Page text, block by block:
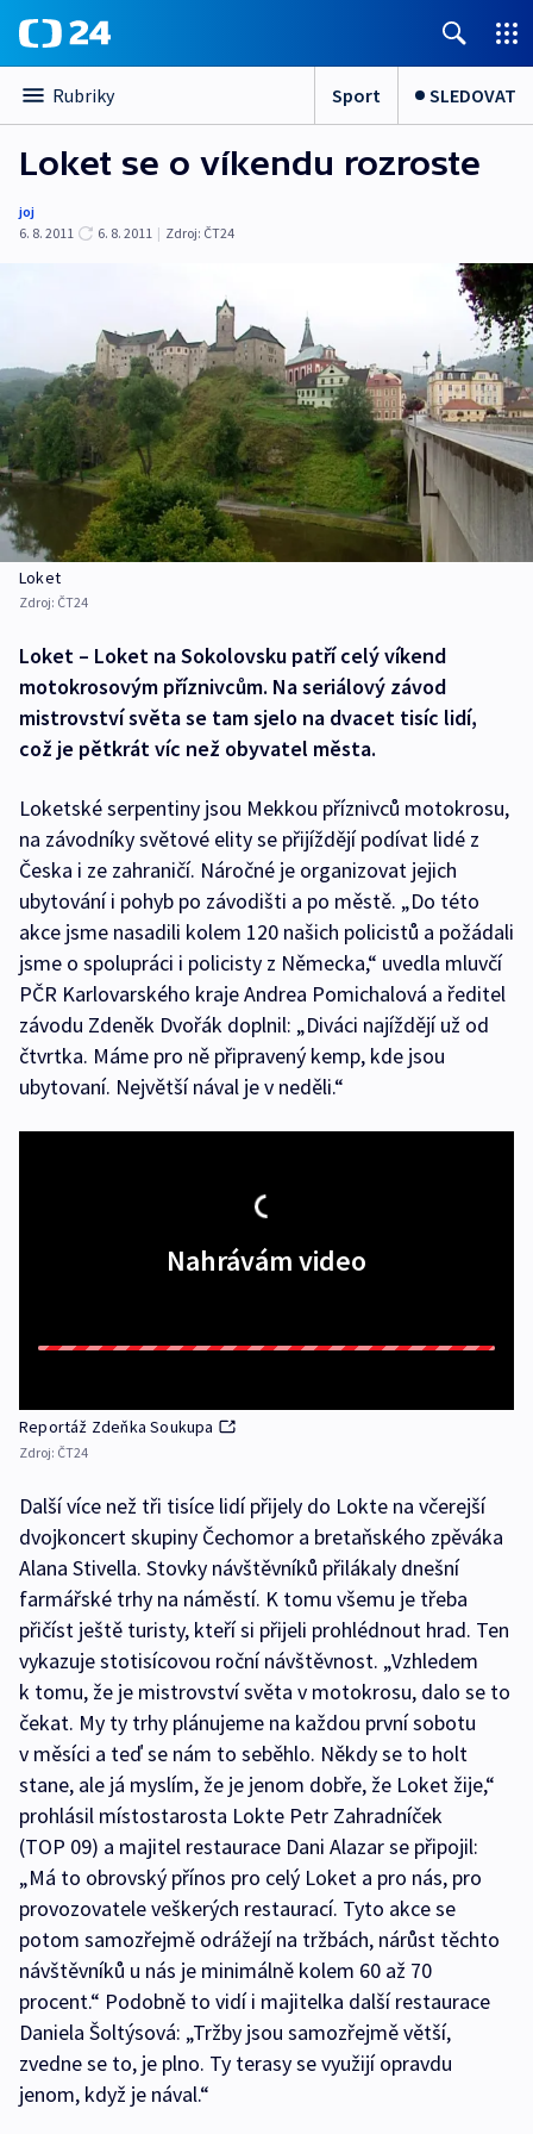
Rubriky Sport SLEDOVAT
Loket se o víkendu rozroste
joj
6. 8. 2011
6. 8. 2011 | Zdroj: ČT24
Loket
Zdroj: ČT24
Loket – Loket na Sokolovsku patří celý víkend
motokrosovým příznivcům. Na seriálový závod
mistrovství světa se tam sjelo na dvacet tisíc lidí,
což je pětkrát víc než obyvatel města.
Loketské serpentiny jsou Mekkou příznivců motokrosu,
na závodníky světové elity se přijíždějí podívat lidé z
Česka i ze zahraničí. Náročné je organizovat jejich
ubytování i pohyb po závodišti a po městě. „Do této
akce jsme nasadili kolem 120 našich policistů a požádali
jsme o spolupráci i policisty z Německa,“ uvedla mluvčí
PČR Karlovarského kraje Andrea Pomichalová a ředitel
závodu Zdeněk Dvořák doplnil: „Diváci najíždějí už od
čtvrtka. Máme pro ně připravený kemp, kde jsou
ubytovaní. Největší nával je v neděli.“
Nahrávám video
Reportáž Zdeňka Soukupa
Zdroj: ČT24
Další více než tři tisíce lidí přijely do Lokte na včerejší
dvojkoncert skupiny Čechomor a bretaňského zpěváka
Alana Stivella. Stovky návštěvníků přilákaly dnešní
farmářské trhy na náměstí. K tomu všemu je třeba
přičíst ještě turisty, kteří si přijeli prohlédnout hrad. Ten
vykazuje stotisícovou roční návštěvnost. „Vzhledem
k tomu, že je mistrovství světa v motokrosu, dalo se to
čekat. My ty trhy plánujeme na každou první sobotu
v měsíci a teď se nám to seběhlo. Někdy se to holt
stane, ale já myslím, že je jenom dobře, že Loket žije,“
prohlásil místostarosta Lokte Petr Zahradníček
(TOP 09) a majitel restaurace Dani Alazar se připojil:
„Má to obrovský přínos pro celý Loket a pro nás, pro
provozovatele veškerých restaurací. Tyto akce se
potom samozřejmě odrážejí na tržbách, nárůst těchto
návštěvníků u nás je minimálně kolem 60 až 70
procent.“ Podobně to vidí i majitelka další restaurace
Daniela Šoltýsová: „Tržby jsou samozřejmě větší,
zvedne se to, je plno. Ty terasy se využijí opravdu
jenom, když je nával.“